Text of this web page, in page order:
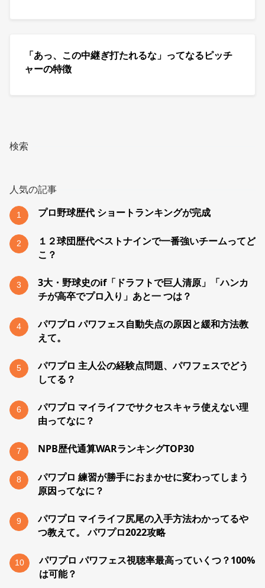
「あっ、この中継ぎ打たれるな」ってなるピッチ
ャーの特徴
検索
人気の記事
1 プロ野球歴代 ショートランキングが完成
2
１２球団歴代ベストナインで一番強いチームってど
こ？
3
3大・野球史のif「ドラフトで巨人清原」「ハンカ
チが高卒でプロ入り」あと一 つは？
4
パワプロ パワフェス自動失点の原因と緩和方法教
えて。
5
パワプロ 主人公の経験点問題、パワフェスでどう
してる？
6
パワプロ マイライフでサクセスキャラ使えない理
由ってなに？
7 NPB歴代通算WARランキングTOP30
8
パワプロ 練習が勝手におまかせに変わってしまう
原因ってなに？
9
パワプロ マイライフ尻尾の入手方法わかってるや
つ教えて。 パワプロ2022攻略
10
パワプロ パワフェス視聴率最高っていくつ？100%
は可能？